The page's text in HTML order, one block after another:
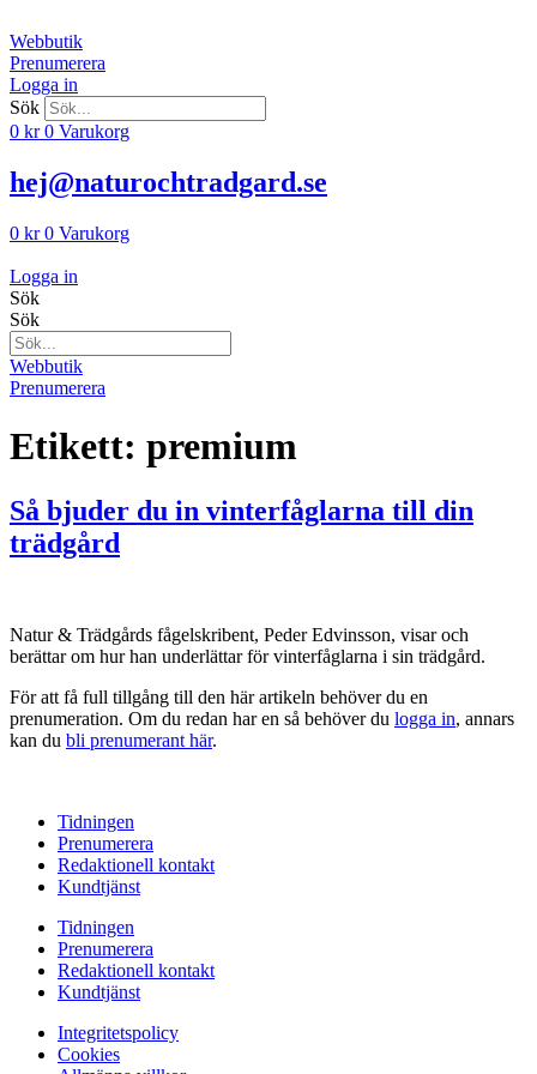
till
innehåll
Webbutik
Prenumerera
Logga in
Sök
0 kr 0 Varukorg
hej@naturochtradgard.se
0 kr 0 Varukorg
Logga in
Sök
Sök
Webbutik
Prenumerera
Etikett: premium
Så bjuder du in vinterfåglarna till din
trädgård
Natur & Trädgårds fågelskribent, Peder Edvinsson, visar och
berättar om hur han underlättar för vinterfåglarna i sin trädgård.
För att få full tillgång till den här artikeln behöver du en
prenumeration. Om du redan har en så behöver du logga in, annars
kan du bli prenumerant här.
Tidningen
Prenumerera
Redaktionell kontakt
Kundtjänst
Tidningen
Prenumerera
Redaktionell kontakt
Kundtjänst
Integritetspolicy
Cookies